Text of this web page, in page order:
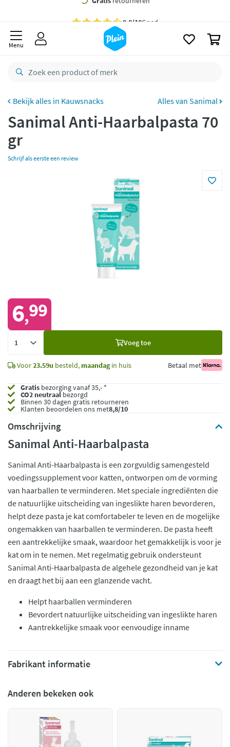
besteld,maandag
Gratisretourneren
Betaal met Klarna
Menu
Kauwsnacks Alles van Sanimal
Sanimal Anti-Haarbalpasta 70
gr
Schrijf als eerste een review
6,99
Voeg toe
Voor23.59u besteld, maandagin huis Betaal met
Gratis bezorging vanaf 35,- *
CO2 neutraalbezorgd
Binnen 30 dagen gratis retourneren
Klanten beoordelen ons met8,8/10
Omschrijving
Sanimal Anti-Haarbalpasta
Sanimal Anti-Haarbalpasta is een zorgvuldig samengesteld
voedingssupplement voor katten, ontworpen om de vorming
van haarballen te verminderen. Met speciale ingrediënten die
de natuurlijke uitscheiding van ingeslikte haren bevorderen,
helpt deze pasta je kat comfortabeler te leven en de mogelijke
ongemakken van haarballen te verminderen. De pasta heeft
een aantrekkelijke smaak, waardoor het gemakkelijk is voor je
kat om in te nemen. Met regelmatig gebruik ondersteunt
Sanimal Anti-Haarbalpasta de algehele gezondheid van je kat
en draagt het bij aan een glanzende vacht.
Helpt haarballen verminderen
Bevordert natuurlijke uitscheiding van ingeslikte haren
Aantrekkelijke smaak voor eenvoudige inname
Fabrikant informatie
Anderen bekeken ook